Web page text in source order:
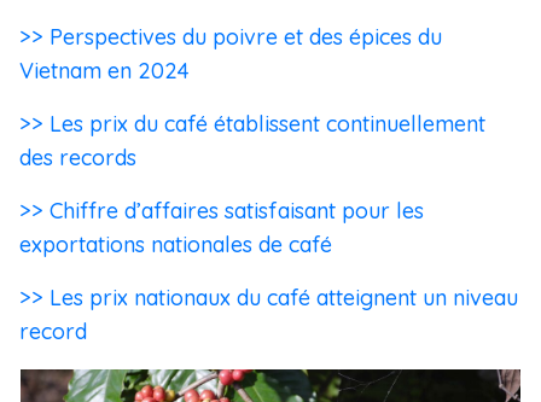
>> Perspectives du poivre et des épices du
Vietnam en 2024
>> Les prix du café établissent continuellement
des records
>> Chiffre d’affaires satisfaisant pour les
exportations nationales de café
>> Les prix nationaux du café atteignent un niveau
record